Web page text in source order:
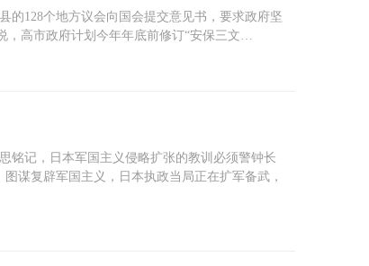
的128个地方议会向国会提交意见书，要求政府坚
，高市政府计划今年年底前修订“安保三文…
铭记，日本军国主义侵略扩张的教训必须警钟长
谋复辟军国主义，日本执政当局正在扩军备武，